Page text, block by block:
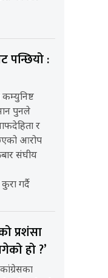
पन्छियो :
पुनले
र
आरोप
संघीय
गर्दै
प्रशंसा
हो ?’